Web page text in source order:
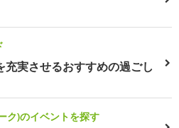
実させるおすすめの過ごし
ク)のイベントを探す